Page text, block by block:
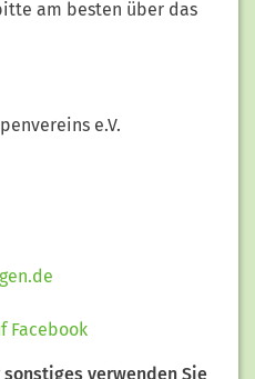
am besten über das
e.V.
Facebook
verwenden Sie